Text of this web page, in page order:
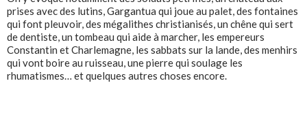
prises avec des lutins, Gargantua qui joue au palet, des fontaines
qui font pleuvoir, des mégalithes christianisés, un chêne qui sert
de dentiste, un tombeau qui aide à marcher, les empereurs
Constantin et Charlemagne, les sabbats sur la lande, des menhirs
qui vont boire au ruisseau, une pierre qui soulage les
rhumatismes… et quelques autres choses encore.